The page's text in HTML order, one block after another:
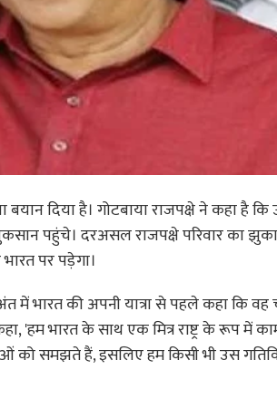
बयान दिया है। गोटबाया राजपक्षे ने कहा है
पहुंचे। दरअसल राजपक्षे परिवार का
पर पड़ेगा।
अंत में भारत की अपनी यात्रा से पहले कहा कि
'हम भारत के साथ एक मित्र राष्ट्र के रूप में
समझते हैं, इसलिए हम किसी भी उस